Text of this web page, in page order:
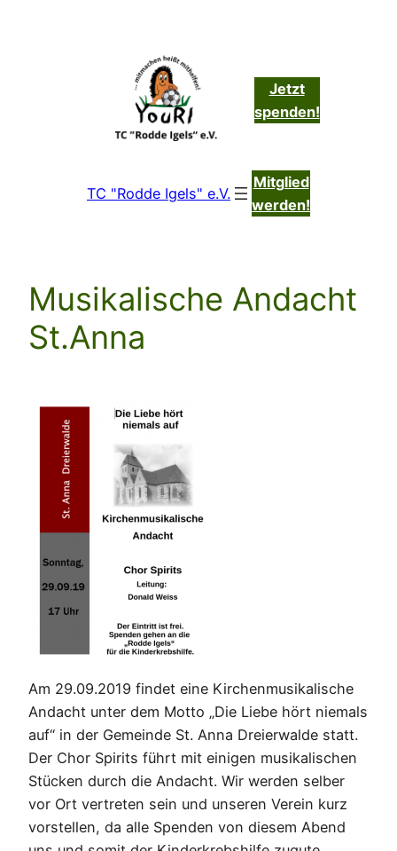
Jetzt
spenden!
TC "Rodde Igels" e.V.
Mitglied
werden!
Musikalische Andacht
St.Anna
Am 29.09.2019 findet eine Kirchenmusikalische
Andacht unter dem Motto „Die Liebe hört niemals
auf“ in der Gemeinde St. Anna Dreierwalde statt.
Der Chor Spirits führt mit einigen musikalischen
Stücken durch die Andacht. Wir werden selber
vor Ort vertreten sein und unseren Verein kurz
vorstellen, da alle Spenden von diesem Abend